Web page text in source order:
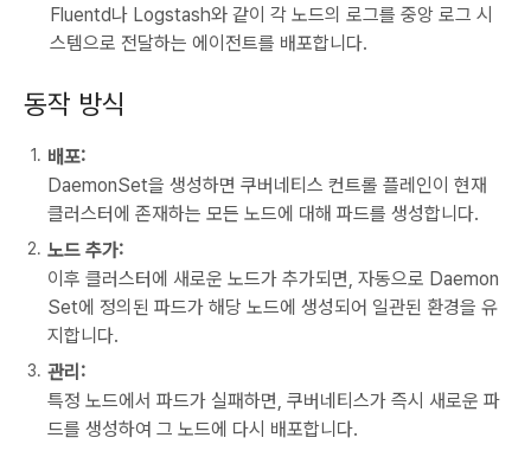
Fluentd나 Logstash와 같이 각 노드의 로그를 중앙 로그 시
스템으로 전달하는 에이전트를 배포합니다.
동작 방식
배포:
DaemonSet을 생성하면 쿠버네티스 컨트롤 플레인이 현재
클러스터에 존재하는 모든 노드에 대해 파드를 생성합니다.
노드 추가:
이후 클러스터에 새로운 노드가 추가되면, 자동으로 Daemon
Set에 정의된 파드가 해당 노드에 생성되어 일관된 환경을 유
지합니다.
관리:
특정 노드에서 파드가 실패하면, 쿠버네티스가 즉시 새로운 파
드를 생성하여 그 노드에 다시 배포합니다.